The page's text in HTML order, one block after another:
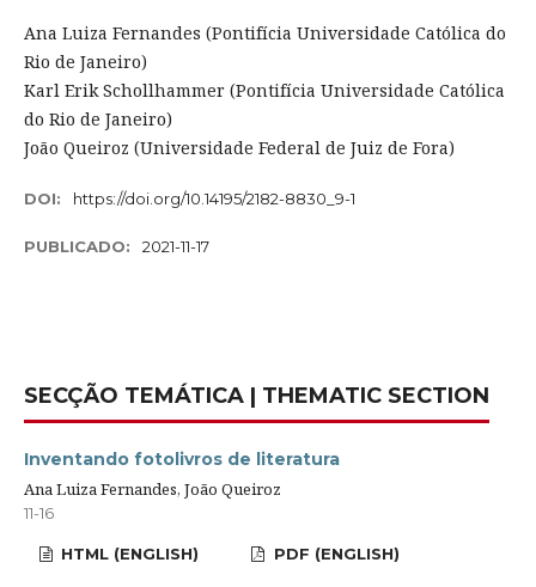
Ana Luiza Fernandes (Pontifícia Universidade Católica do
Rio de Janeiro)
Karl Erik Schollhammer (Pontifícia Universidade Católica
do Rio de Janeiro)
João Queiroz (Universidade Federal de Juiz de Fora)
DOI: https://doi.org/10.14195/2182-8830_9-1
PUBLICADO: 2021-11-17
SECÇÃO TEMÁTICA | THEMATIC SECTION
Inventando fotolivros de literatura
Ana Luiza Fernandes, João Queiroz
11-16
HTML (ENGLISH) PDF (ENGLISH)